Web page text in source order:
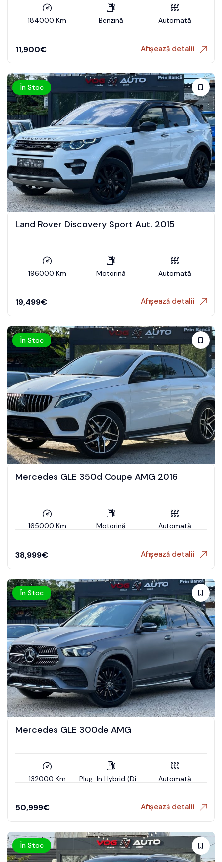
184000 Km Benzină Automată
11,900€ Afișează detalii
În Stoc
Land Rover Discovery Sport Aut. 2015
196000 Km Motorină Automată
19,499€ Afișează detalii
În Stoc
Mercedes GLE 350d Coupe AMG 2016
165000 Km Motorină Automată
38,999€ Afișează detalii
În Stoc
Mercedes GLE 300de AMG
132000 Km Plug-In Hybrid (Diesel) Automată
50,999€ Afișează detalii
În Stoc